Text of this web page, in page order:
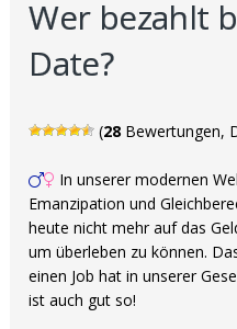
Wer bezahlt
Date?
(28 Bewertungen,
In unserer modernen
Emanzipation und
heute nicht mehr auf das
um überleben zu können.
einen Job hat in unserer
ist auch gut so!